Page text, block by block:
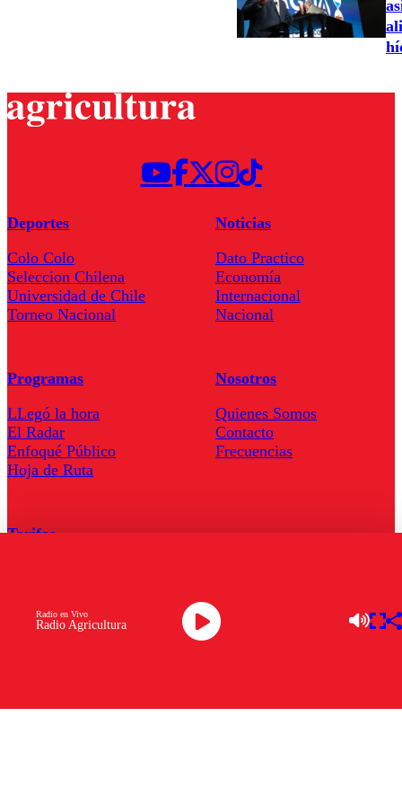
Radio Agricultura
Radio en Vivo
Deportes
Colo Colo
Seleccion Chilena
Universidad de Chile
Torneo Nacional
Noticias
Dato Practico
Economía
Internacional
Nacional
Programas
LLegó la hora
El Radar
Enfoqué Público
Hoja de Ruta
Nosotros
Quienes Somos
Contacto
Frecuencias
Tarifas
Descarga la APP